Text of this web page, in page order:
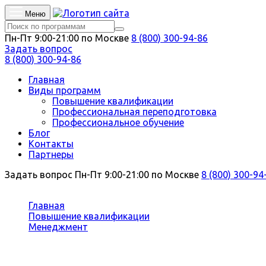
Меню
Пн-Пт 9:00-21:00 по Москве 8 (800) 300-94-86
Задать вопрос
8 (800) 300-94-86
Главная
Виды программ
Повышение квалификации
Профессиональная переподготовка
Профессиональное обучение
Блог
Контакты
Партнеры
Задать вопрос Пн-Пт 9:00-21:00 по Москве 8 (800) 300-
Главная
Повышение квалификации
Менеджмент